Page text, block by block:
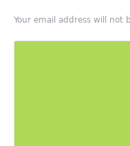
Your email address will not